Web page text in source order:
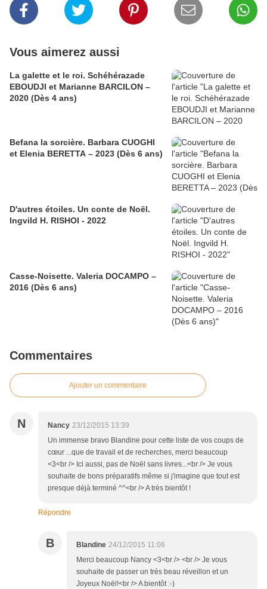
Vous aimerez aussi
La galette et le roi. Schéhérazade
EBOUDJI et Marianne BARCILON –
2020 (Dès 4 ans)
Befana la sorcière. Barbara CUOGHI
et Elenia BERETTA – 2023 (Dès 6 ans)
D'autres étoiles. Un conte de Noël.
Ingvild H. RISHOI - 2022
Casse-Noisette. Valeria DOCAMPO –
2016 (Dès 6 ans)
Commentaires
Ajouter un commentaire
N Nancy 23/12/2015 13:39
Un immense bravo Blandine pour cette liste de vos coups de
cœur ...que de travail et de recherches, merci beaucoup
<3<br /> Ici aussi, pas de Noël sans livres...<br /> Je vous
souhaite de bons préparatifs même si j'imagine que tout est
presque déjà terminé ^^<br /> A très bientôt !
Répondre
B Blandine 24/12/2015 11:06
Merci beaucoup Nancy <3<br /> <br /> Je vous
souhaite de passer un très beau réveillon et un
Joyeux Noël!<br /> A bientôt :-)